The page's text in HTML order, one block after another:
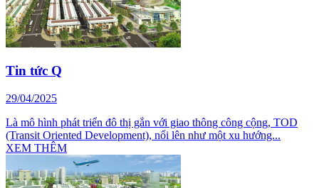
Tin tức Q
29/04/2025
Là mô hình phát triển đô thị gắn với giao thông công cộng, TOD
(Transit Oriented Development), nổi lên như một xu hướng...
XEM THÊM